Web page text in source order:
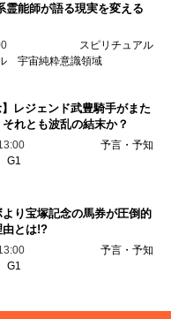
霊能師が語る現実を変える
スピリチュアル
宇宙純粋意識領域
】レジェンド武豊騎手がまた
れとも波乱の結末か？
予言・予知
G1
り宝塚記念の馬券が圧倒的
由とは!?
予言・予知
G1